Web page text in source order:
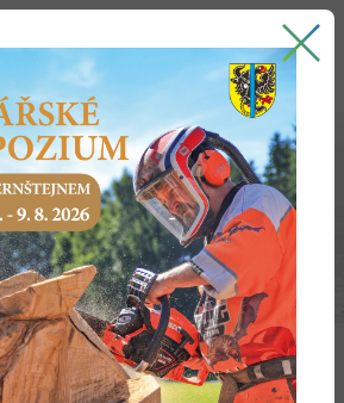
hospodářství
silničního hospodářství
živnostenského úřadu
věcí a zdravotnictví
školství
a investic
plánování a stavebního řádu